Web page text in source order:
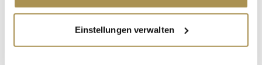
Informationen über Ihre geografische Lage
erfassen, welche bis auf einige Meter genau sein
Einstellungen verwalten